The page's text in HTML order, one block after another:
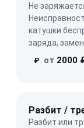
Не
катушки
заряда,
₽ от 2000
Разбит /
Разбит или